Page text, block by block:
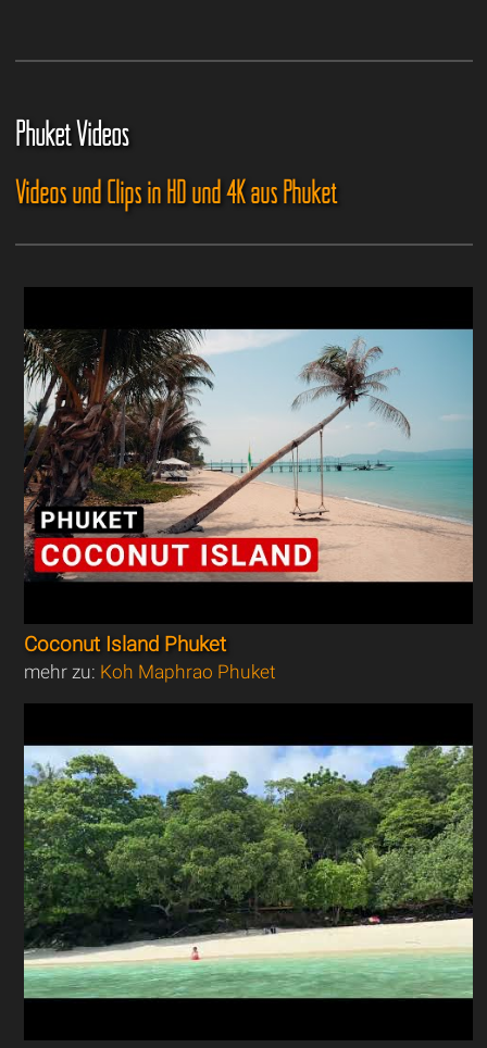
Phuket Videos
Videos und Clips in HD und 4K aus Phuket
Coconut Island Phuket
mehr zu: Koh Maphrao Phuket